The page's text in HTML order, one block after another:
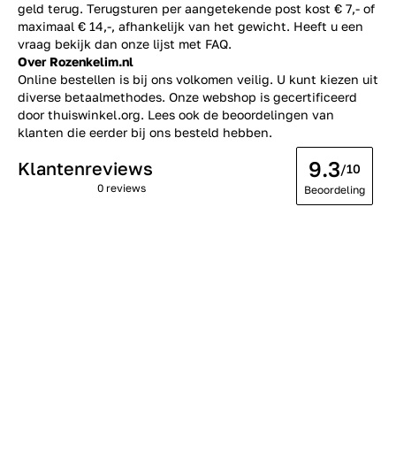
geld terug. Terugsturen per aangetekende post kost € 7,- of
maximaal € 14,-, afhankelijk van het gewicht. Heeft u een
vraag bekijk dan onze lijst met FAQ.
Over Rozenkelim.nl
Online bestellen is bij ons volkomen veilig. U kunt kiezen uit
diverse betaalmethodes. Onze webshop is gecertificeerd
door thuiswinkel.org. Lees ook de beoordelingen van
klanten die eerder bij ons besteld hebben.
Klantenreviews
0 reviews
9.3/10
Beoordeling